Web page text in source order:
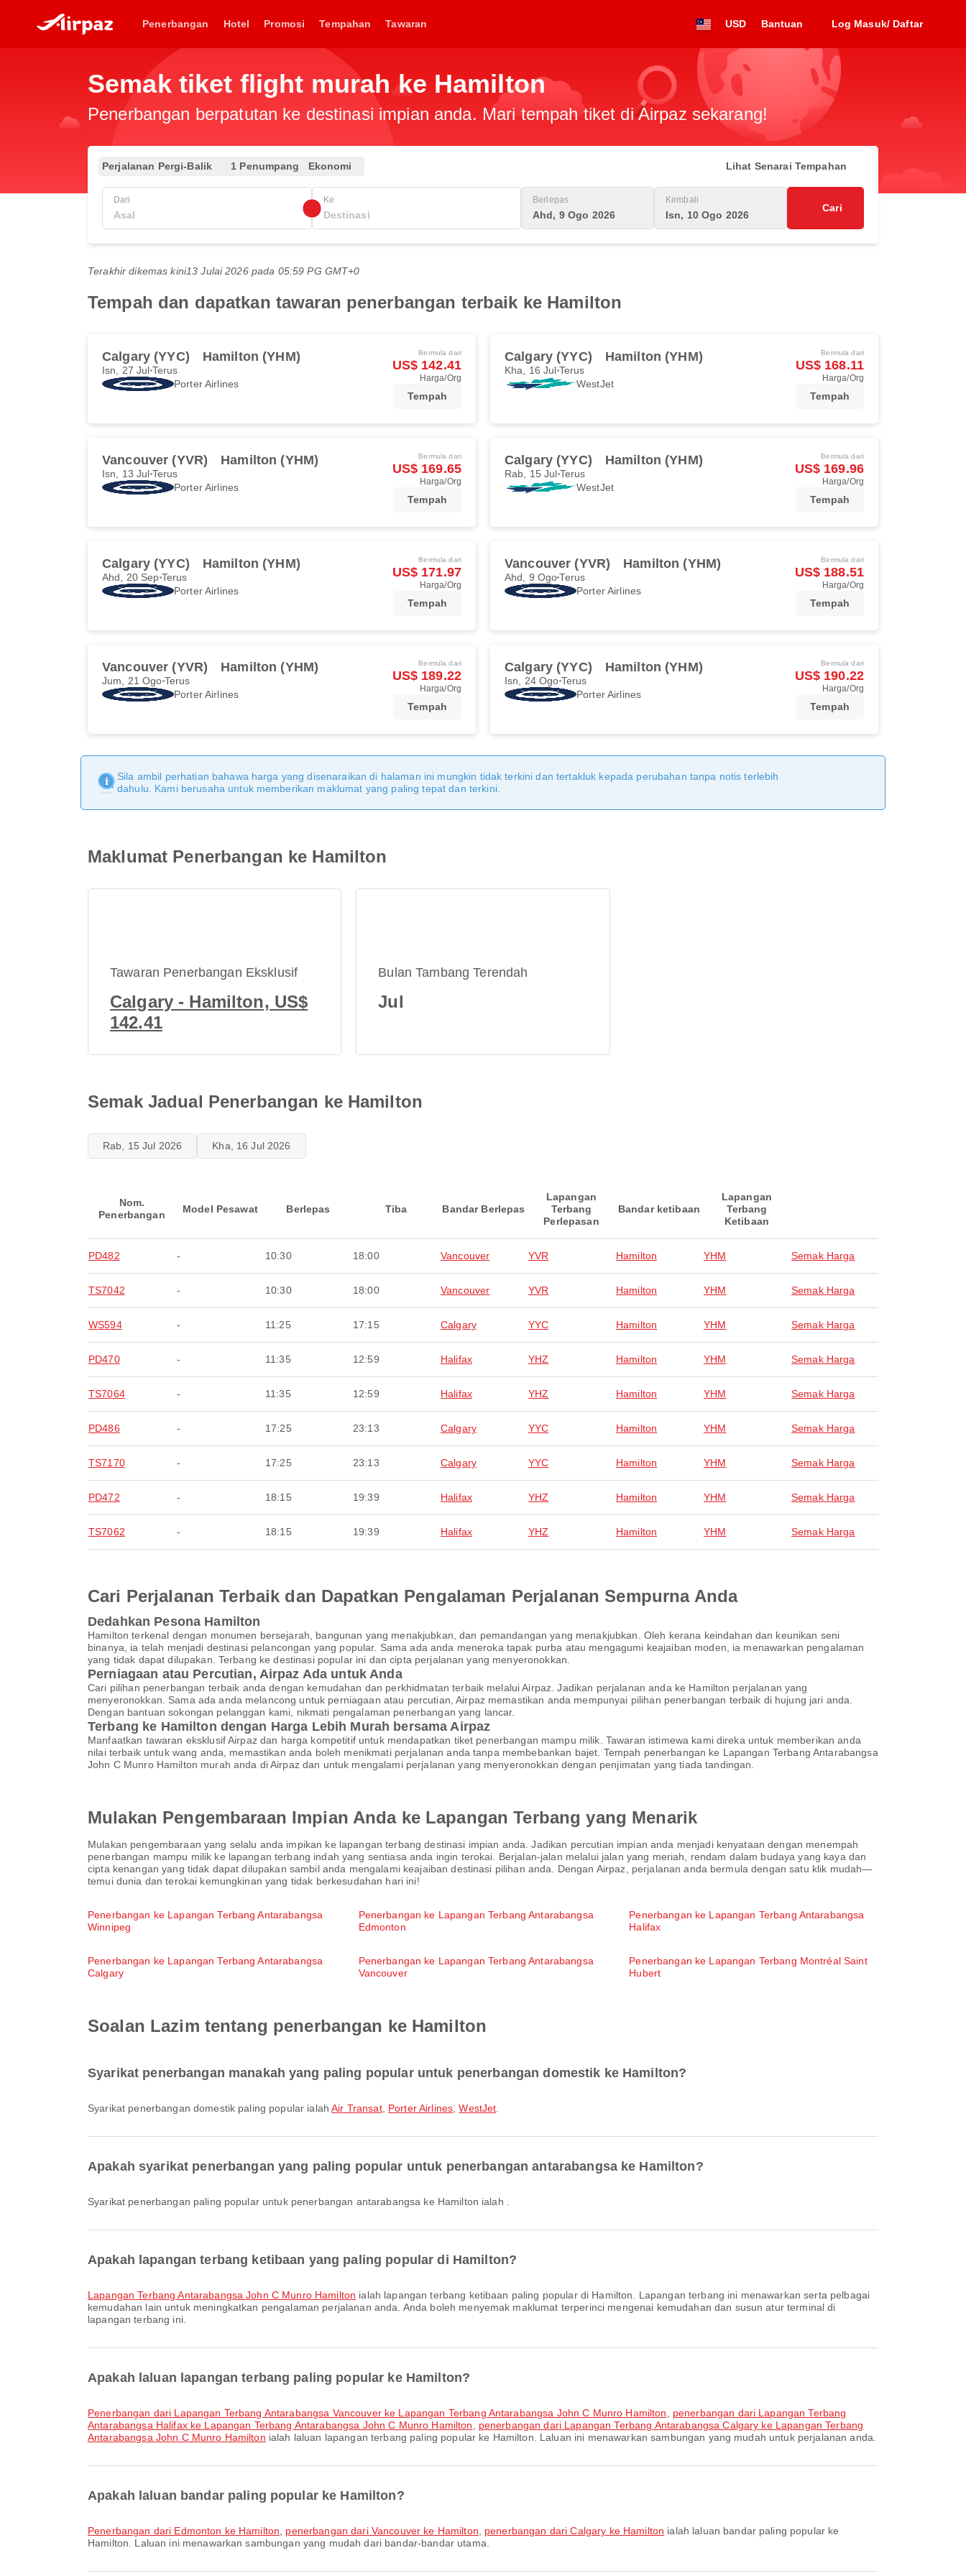
Penerbangan Hotel Promosi Tempahan Tawaran USD Bantuan Log Masuk/ Daftar
Semak tiket flight murah ke Hamilton
Penerbangan berpatutan ke destinasi impian anda. Mari tempah tiket di Airpaz sekarang!
Perjalanan Pergi-Balik 1 Penumpang Ekonomi Lihat Senarai Tempahan
Dari Ke Berlepas
Ahd, 9 Ogo 2026
Kembali
Isn, 10 Ogo 2026
Cari
Terakhir dikemas kini13 Julai 2026 pada 05:59 PG GMT+0
Tempah dan dapatkan tawaran penerbangan terbaik ke Hamilton
Calgary (YYC) Hamilton (YHM)
Isn, 27 Jul Terus
Porter Airlines
Bermula dari
US$ 142.41
Harga/Org
Tempah
Calgary (YYC) Hamilton (YHM)
Kha, 16 Jul Terus
WestJet
Bermula dari
US$ 168.11
Harga/Org
Tempah
Vancouver (YVR) Hamilton (YHM)
Isn, 13 Jul Terus
Porter Airlines
Bermula dari
US$ 169.65
Harga/Org
Tempah
Calgary (YYC) Hamilton (YHM)
Rab, 15 Jul Terus
WestJet
Bermula dari
US$ 169.96
Harga/Org
Tempah
Calgary (YYC) Hamilton (YHM)
Ahd, 20 Sep Terus
Porter Airlines
Bermula dari
US$ 171.97
Harga/Org
Tempah
Vancouver (YVR) Hamilton (YHM)
Ahd, 9 OgoTerus
Porter Airlines
Bermula dari
US$ 188.51
Harga/Org
Tempah
Vancouver (YVR) Hamilton (YHM)
Jum, 21 Ogo Terus
Porter Airlines
Bermula dari
US$ 189.22
Harga/Org
Tempah
Calgary (YYC) Hamilton (YHM)
Isn, 24 Ogo Terus
Porter Airlines
Bermula dari
US$ 190.22
Harga/Org
Tempah
Sila ambil perhatian bahawa harga yang disenaraikan di halaman ini mungkin tidak terkini dan tertakluk kepada perubahan tanpa notis terlebih
dahulu. Kami berusaha untuk memberikan maklumat yang paling tepat dan terkini.
Maklumat Penerbangan ke Hamilton
Tawaran Penerbangan Eksklusif
Calgary - Hamilton, US$
142.41
Bulan Tambang Terendah
Jul
Semak Jadual Penerbangan ke Hamilton
Rab, 15 Jul 2026 Kha, 16 Jul 2026
Nom.
Penerbangan
Model Pesawat Berlepas Tiba Bandar Berlepas
Lapangan
Terbang
Perlepasan
Bandar ketibaan
Lapangan
Terbang
Ketibaan
PD482 - 10:30 18:00 Vancouver YVR Hamilton YHM Semak Harga
TS7042 - 10:30 18:00 Vancouver YVR Hamilton YHM Semak Harga
WS594 - 11:25 17:15 Calgary YYC Hamilton YHM Semak Harga
PD470 - 11:35 12:59 Halifax YHZ Hamilton YHM Semak Harga
TS7064 - 11:35 12:59 Halifax YHZ Hamilton YHM Semak Harga
PD486 - 17:25 23:13 Calgary YYC Hamilton YHM Semak Harga
TS7170 - 17:25 23:13 Calgary YYC Hamilton YHM Semak Harga
PD472 - 18:15 19:39 Halifax YHZ Hamilton YHM Semak Harga
TS7062 - 18:15 19:39 Halifax YHZ Hamilton YHM Semak Harga
Cari Perjalanan Terbaik dan Dapatkan Pengalaman Perjalanan Sempurna Anda
Dedahkan Pesona Hamilton
Hamilton terkenal dengan monumen bersejarah, bangunan yang menakjubkan, dan pemandangan yang menakjubkan. Oleh kerana keindahan dan keunikan seni
binanya, ia telah menjadi destinasi pelancongan yang popular. Sama ada anda meneroka tapak purba atau mengagumi keajaiban moden, ia menawarkan pengalaman
yang tidak dapat dilupakan. Terbang ke destinasi popular ini dan cipta perjalanan yang menyeronokkan.
Perniagaan atau Percutian, Airpaz Ada untuk Anda
Cari pilihan penerbangan terbaik anda dengan kemudahan dan perkhidmatan terbaik melalui Airpaz. Jadikan perjalanan anda ke Hamilton perjalanan yang
menyeronokkan. Sama ada anda melancong untuk perniagaan atau percutian, Airpaz memastikan anda mempunyai pilihan penerbangan terbaik di hujung jari anda.
Dengan bantuan sokongan pelanggan kami, nikmati pengalaman penerbangan yang lancar.
Terbang ke Hamilton dengan Harga Lebih Murah bersama Airpaz
Manfaatkan tawaran eksklusif Airpaz dan harga kompetitif untuk mendapatkan tiket penerbangan mampu milik. Tawaran istimewa kami direka untuk memberikan anda
nilai terbaik untuk wang anda, memastikan anda boleh menikmati perjalanan anda tanpa membebankan bajet. Tempah penerbangan ke Lapangan Terbang Antarabangsa
John C Munro Hamilton murah anda di Airpaz dan untuk mengalami perjalanan yang menyeronokkan dengan penjimatan yang tiada tandingan.
Mulakan Pengembaraan Impian Anda ke Lapangan Terbang yang Menarik
Mulakan pengembaraan yang selalu anda impikan ke lapangan terbang destinasi impian anda. Jadikan percutian impian anda menjadi kenyataan dengan menempah
penerbangan mampu milik ke lapangan terbang indah yang sentiasa anda ingin terokai. Berjalan-jalan melalui jalan yang meriah, rendam dalam budaya yang kaya dan
cipta kenangan yang tidak dapat dilupakan sambil anda mengalami keajaiban destinasi pilihan anda. Dengan Airpaz, perjalanan anda bermula dengan satu klik mudah—
temui dunia dan terokai kemungkinan yang tidak berkesudahan hari ini!
Penerbangan ke Lapangan Terbang Antarabangsa
Winnipeg
Penerbangan ke Lapangan Terbang Antarabangsa
Edmonton
Penerbangan ke Lapangan Terbang Antarabangsa
Halifax
Penerbangan ke Lapangan Terbang Antarabangsa
Calgary
Penerbangan ke Lapangan Terbang Antarabangsa
Vancouver
Penerbangan ke Lapangan Terbang Montréal Saint
Hubert
Soalan Lazim tentang penerbangan ke Hamilton
Syarikat penerbangan manakah yang paling popular untuk penerbangan domestik ke Hamilton?
Syarikat penerbangan domestik paling popular ialahAir Transat, Porter Airlines ,WestJet
Apakah syarikat penerbangan yang paling popular untuk penerbangan antarabangsa ke Hamilton?
Syarikat penerbangan paling popular untuk penerbangan antarabangsa ke Hamilton ialah .
Apakah lapangan terbang ketibaan yang paling popular di Hamilton?
Lapangan Terbang Antarabangsa John C Munro Hamilton ialah lapangan terbang ketibaan paling popular di Hamilton. Lapangan terbang ini menawarkan serta pelbagai
kemudahan lain untuk meningkatkan pengalaman perjalanan anda. Anda boleh menyemak maklumat terperinci mengenai kemudahan dan susun atur terminal di
lapangan terbang ini.
Apakah laluan lapangan terbang paling popular ke Hamilton?
penerbangan dari Lapangan Terbang Antarabangsa Vancouver ke Lapangan Terbang Antarabangsa John C Munro Hamilton
penerbangan dari Lapangan Terbang
Antarabangsa Halifax ke Lapangan Terbang Antarabangsa John C Munro Hamilton
penerbangan dari Lapangan Terbang Antarabangsa Calgary ke Lapangan Terbang
Antarabangsa John C Munro Hamilton ialah laluan lapangan terbang paling popular ke Hamilton. Laluan ini menawarkan sambungan yang mudah untuk perjalanan anda.
Apakah laluan bandar paling popular ke Hamilton?
penerbangan dari Edmonton ke Hamilton penerbangan dari Vancouver ke Hamilton penerbangan dari Calgary ke Hamilton ialah laluan bandar paling popular ke
Hamilton. Laluan ini menawarkan sambungan yang mudah dari bandar-bandar utama.